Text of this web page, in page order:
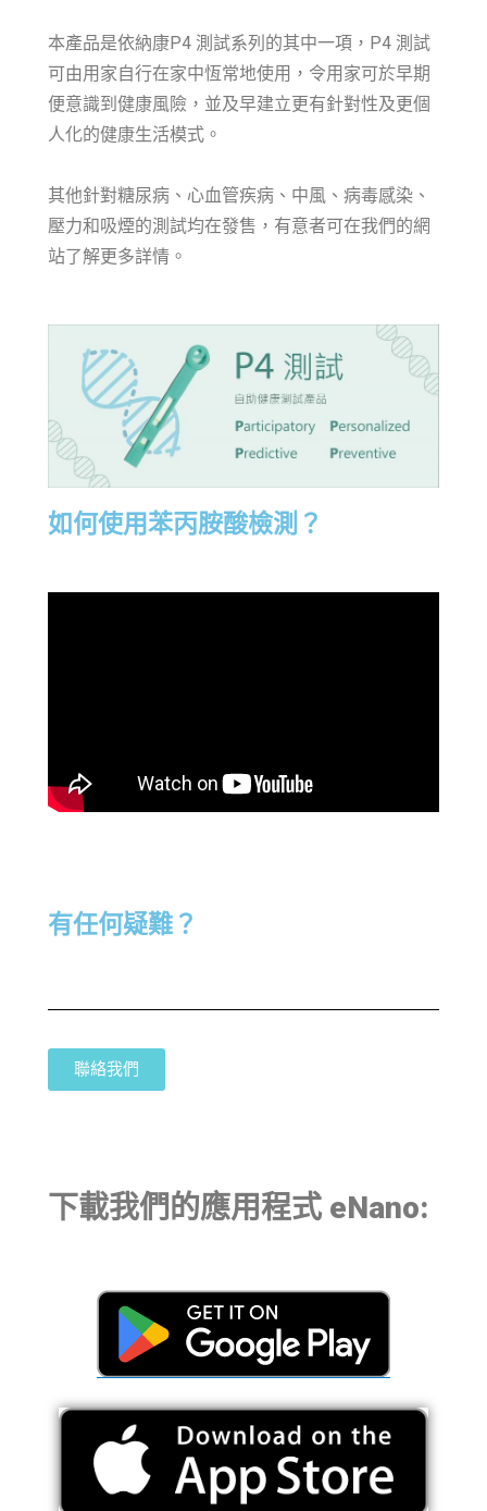
本產品是依納康P4 測試系列的其中一項，P4 測試
可由用家自行在家中恆常地使用，令用家可於早期
便意識到健康風險，並及早建立更有針對性及更個
人化的健康生活模式。
其他針對糖尿病、心血管疾病、中風、病毒感染、
壓力和吸煙的測試均在發售，有意者可在我們的網
站了解更多詳情。
如何使用苯丙胺酸檢測？
有任何疑難？
聯絡我們
下載我們的應用程式 eNano: